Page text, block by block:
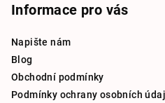
Informace pro vás
Napište nám
Blog
Obchodní podmínky
Podmínky ochrany osobních